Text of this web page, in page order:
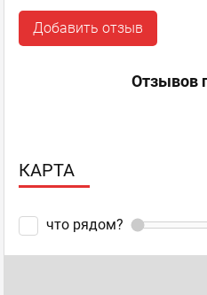
Добавить отзыв
Отзывов
КАРТА
что рядом?